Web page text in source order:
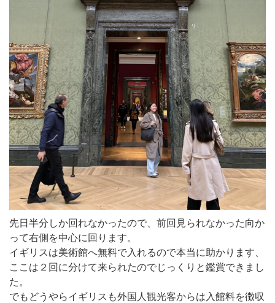
先日半分しか回れなかったので、前回見られなかった向か
って右側を中心に回ります。
イギリスは美術館へ無料で入れるので本当に助かります、
ここは２回に分けて来られたのでじっくりと鑑賞できまし
た。
でもどうやらイギリスも外国人観光客からは入館料を徴収